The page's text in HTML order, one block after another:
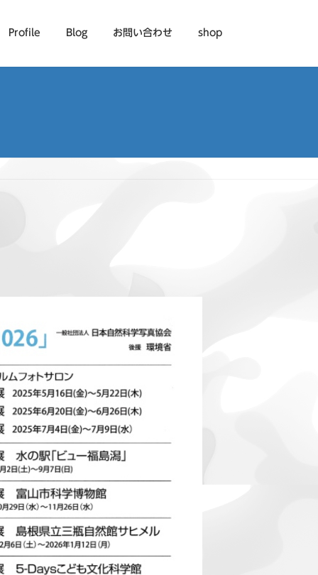
Profile Blog お問い合わせ shop